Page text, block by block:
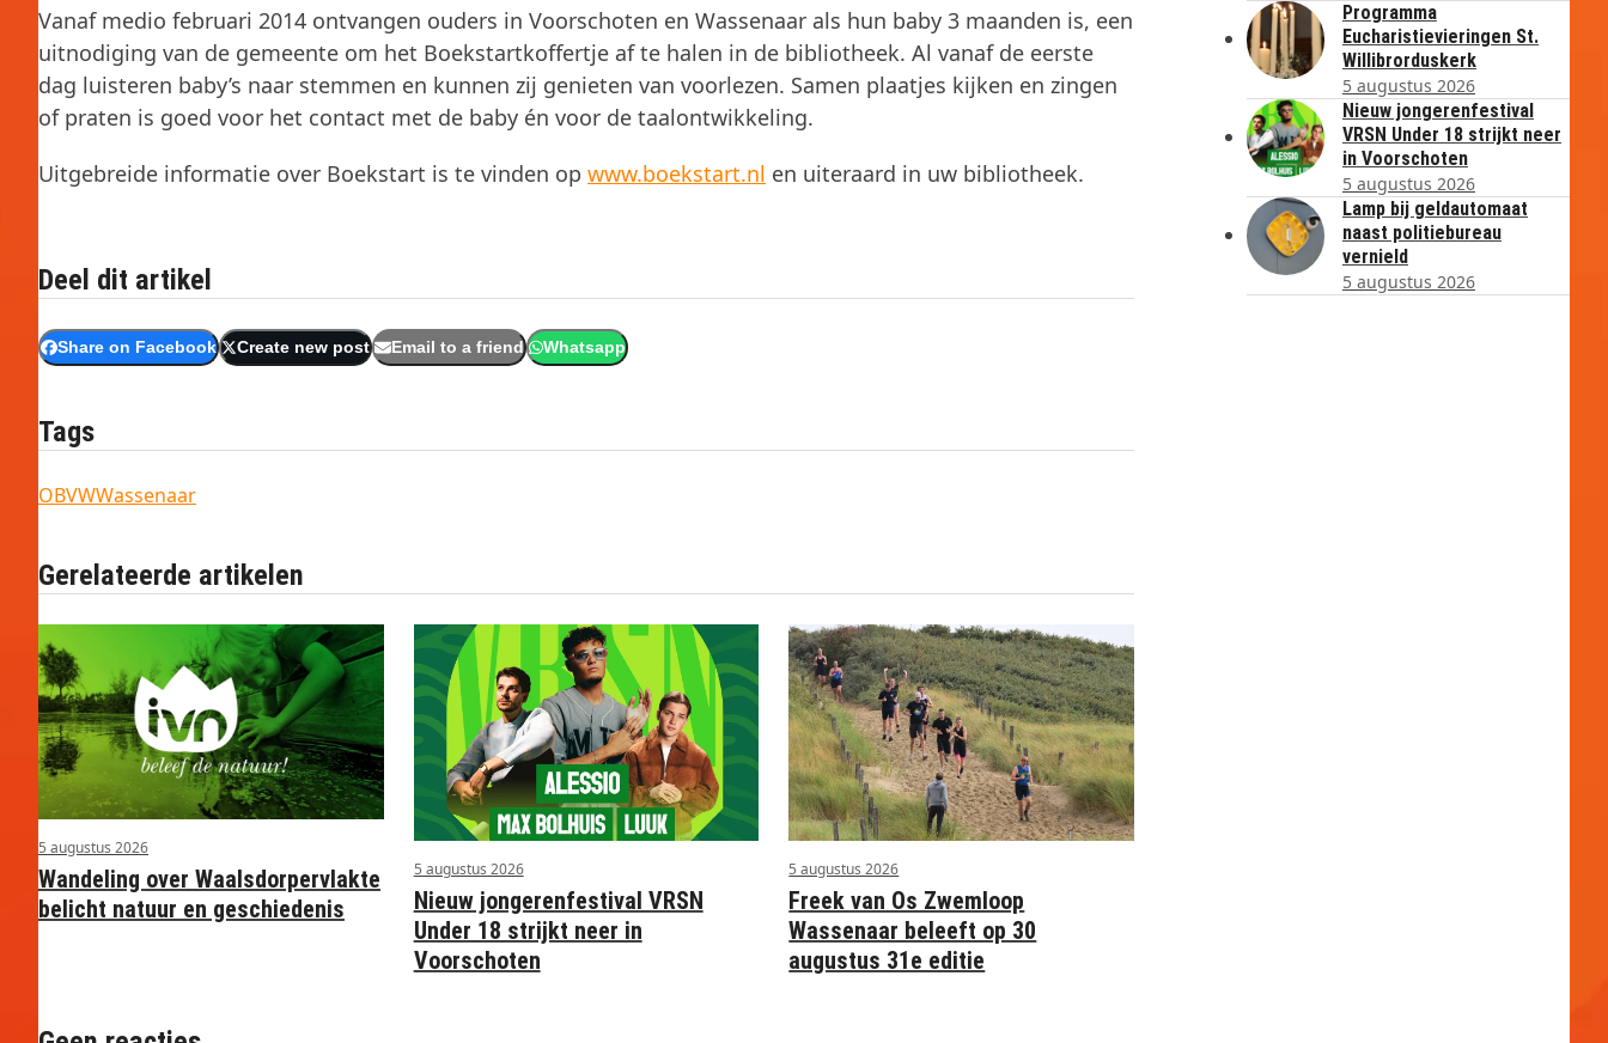
Vanaf medio februari 2014 ontvangen ouders in Voorschoten en Wassenaar als hun baby 3 maanden is, een
uitnodiging van de gemeente om het Boekstartkoffertje af te halen in de bibliotheek. Al vanaf de eerste
dag luisteren baby’s naar stemmen en kunnen zij genieten van voorlezen. Samen plaatjes kijken en zingen
of praten is goed voor het contact met de baby én voor de taalontwikkeling.
Uitgebreide informatie over Boekstart is te vinden op www.boekstart.nl en uiteraard in uw bibliotheek.
Deel dit artikel
Share on Facebook Create new post Email to a friend Whatsapp
Tags
OBVWWassenaar
Gerelateerde artikelen
5 augustus 2026
Wandeling over Waalsdorpervlakte
belicht natuur en geschiedenis
5 augustus 2026
Nieuw jongerenfestival VRSN
Under 18 strijkt neer in
Voorschoten
5 augustus 2026
Freek van Os Zwemloop
Wassenaar beleeft op 30
augustus 31e editie
Programma
Eucharistievieringen St.
Willibrorduskerk
5 augustus 2026
Nieuw jongerenfestival
VRSN Under 18 strijkt neer
in Voorschoten
5 augustus 2026
Lamp bij geldautomaat
naast politiebureau
vernield
5 augustus 2026